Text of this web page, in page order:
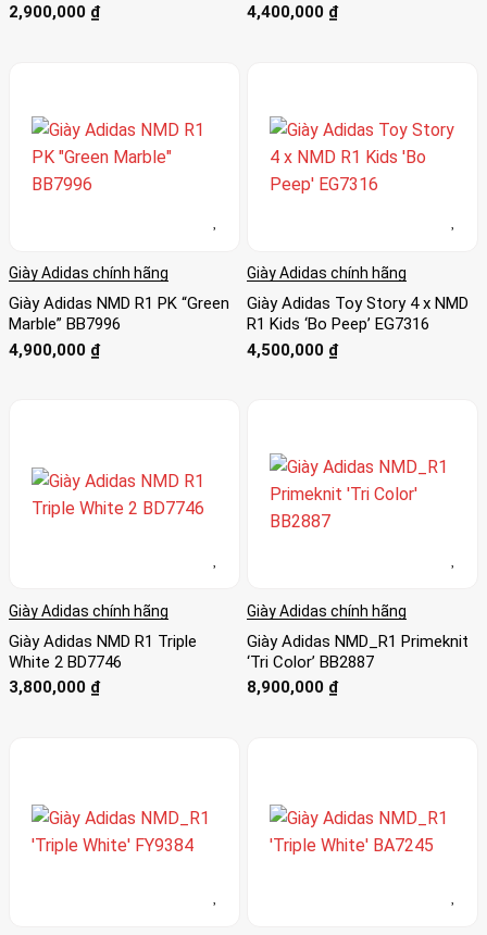
2,900,000 ₫
4,400,000 ₫
Giày Adidas chính hãng
Giày Adidas NMD R1 PK “Green
Marble” BB7996
4,900,000 ₫
Giày Adidas chính hãng
Giày Adidas Toy Story 4 x NMD
R1 Kids ‘Bo Peep’ EG7316
4,500,000 ₫
Giày Adidas chính hãng
Giày Adidas NMD R1 Triple
White 2 BD7746
3,800,000 ₫
Giày Adidas chính hãng
Giày Adidas NMD_R1 Primeknit
‘Tri Color’ BB2887
8,900,000 ₫